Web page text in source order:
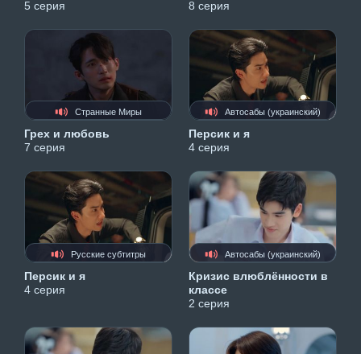
5 серия 8 серия
Странные Миры
Грех и любовь
7 серия
Автосабы (украинский)
Персик и я
4 серия
Русские субтитры
Персик и я
4 серия
Автосабы (украинский)
Кризис влюблённости в
классе
2 серия